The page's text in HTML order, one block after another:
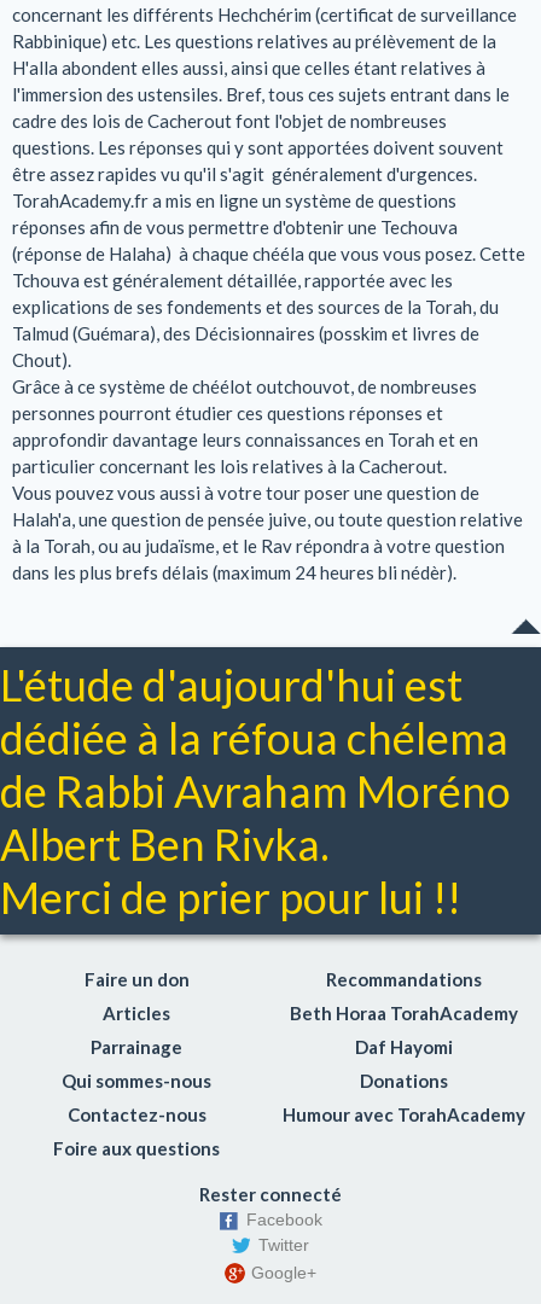
concernant les différents Hechchérim (certificat de surveillance
Rabbinique) etc. Les questions relatives au prélèvement de la
H'alla abondent elles aussi, ainsi que celles étant relatives à
l'immersion des ustensiles. Bref, tous ces sujets entrant dans le
cadre des lois de Cacherout font l'objet de nombreuses
questions. Les réponses qui y sont apportées doivent souvent
être assez rapides vu qu'il s'agit généralement d'urgences.
TorahAcademy.fr a mis en ligne un système de questions
réponses afin de vous permettre d'obtenir une Techouva
(réponse de Halaha) à chaque chééla que vous vous posez. Cette
Tchouva est généralement détaillée, rapportée avec les
explications de ses fondements et des sources de la Torah, du
Talmud (Guémara), des Décisionnaires (posskim et livres de
Chout).
Grâce à ce système de chéélot outchouvot, de nombreuses
personnes pourront étudier ces questions réponses et
approfondir davantage leurs connaissances en Torah et en
particulier concernant les lois relatives à la Cacherout.
Vous pouvez vous aussi à votre tour poser une question de
Halah'a, une question de pensée juive, ou toute question relative
à la Torah, ou au judaïsme, et le Rav répondra à votre question
dans les plus brefs délais (maximum 24 heures bli nédèr).
L'étude d'aujourd'hui est
dédiée à la réfoua chélema
de Rabbi Avraham Moréno
Albert Ben Rivka.
Merci de prier pour lui !!
Faire un don
Articles
Parrainage
Qui sommes-nous
Contactez-nous
Foire aux questions
Recommandations
Beth Horaa TorahAcademy
Daf Hayomi
Donations
Humour avec TorahAcademy
Rester connecté
Facebook
Twitter
Google+